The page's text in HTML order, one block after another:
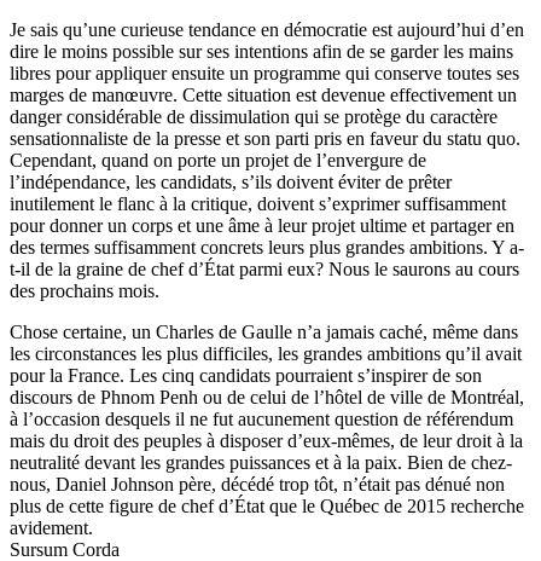
Je sais qu’une curieuse tendance en démocratie est aujourd’hui d’en
dire le moins possible sur ses intentions afin de se garder les mains
libres pour appliquer ensuite un programme qui conserve toutes ses
marges de manœuvre. Cette situation est devenue effectivement un
danger considérable de dissimulation qui se protège du caractère
sensationnaliste de la presse et son parti pris en faveur du statu quo.
Cependant, quand on porte un projet de l’envergure de
l’indépendance, les candidats, s’ils doivent éviter de prêter
inutilement le flanc à la critique, doivent s’exprimer suffisamment
pour donner un corps et une âme à leur projet ultime et partager en
des termes suffisamment concrets leurs plus grandes ambitions. Y a-
t-il de la graine de chef d’État parmi eux? Nous le saurons au cours
des prochains mois.
Chose certaine, un Charles de Gaulle n’a jamais caché, même dans
les circonstances les plus difficiles, les grandes ambitions qu’il avait
pour la France. Les cinq candidats pourraient s’inspirer de son
discours de Phnom Penh ou de celui de l’hôtel de ville de Montréal,
à l’occasion desquels il ne fut aucunement question de référendum
mais du droit des peuples à disposer d’eux-mêmes, de leur droit à la
neutralité devant les grandes puissances et à la paix. Bien de chez-
nous, Daniel Johnson père, décédé trop tôt, n’était pas dénué non
plus de cette figure de chef d’État que le Québec de 2015 recherche
avidement.
Sursum Corda